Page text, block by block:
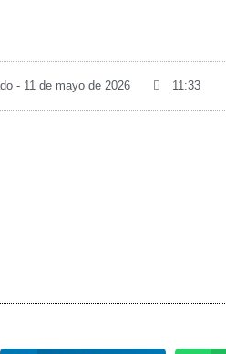
- 11 de mayo de 2026 11:33